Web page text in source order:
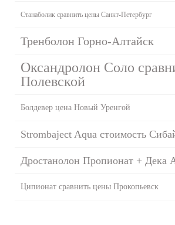
Станаболик сравнить цены Санкт-Петербург
Тренболон Горно-Алтайск
Оксандролон Соло
Полевской
Болдевер цена Новый Уренгой
Strombaject Aqua стоимость
Дростанолон Пропионат + Дека
Ципионат сравнить цены Прокопьевск